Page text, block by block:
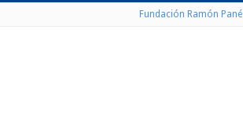
Fundación Ramón Pané